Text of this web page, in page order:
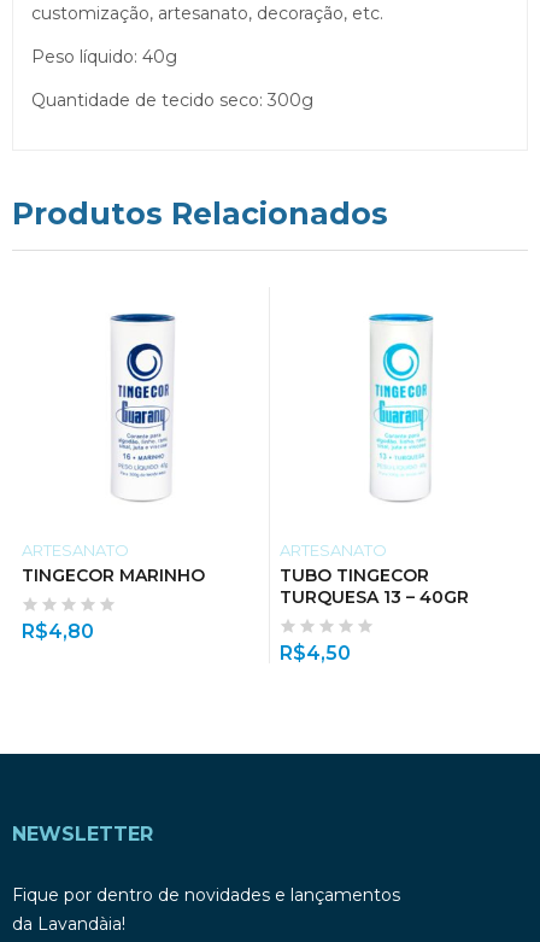
customização, artesanato, decoração, etc.
Peso líquido: 40g
Quantidade de tecido seco: 300g
Produtos Relacionados
ARTESANATO
TINGECOR MARINHO
R$4,80
ARTESANATO
TUBO TINGECOR
TURQUESA 13 – 40GR
R$4,50
NEWSLETTER
Fique por dentro de novidades e lançamentos
da Lavandàia!